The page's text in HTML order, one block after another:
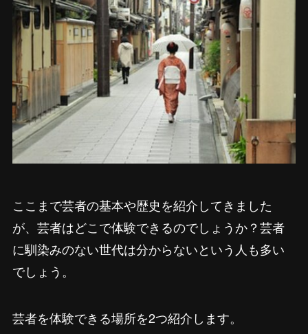
ここまで芸者の基本や歴史を紹介してきました
が、芸者はどこで体験できるのでしょうか？芸者
に馴染みのない世代は分からないという人も多い
でしょう。
芸者を体験できる場所を2つ紹介します。